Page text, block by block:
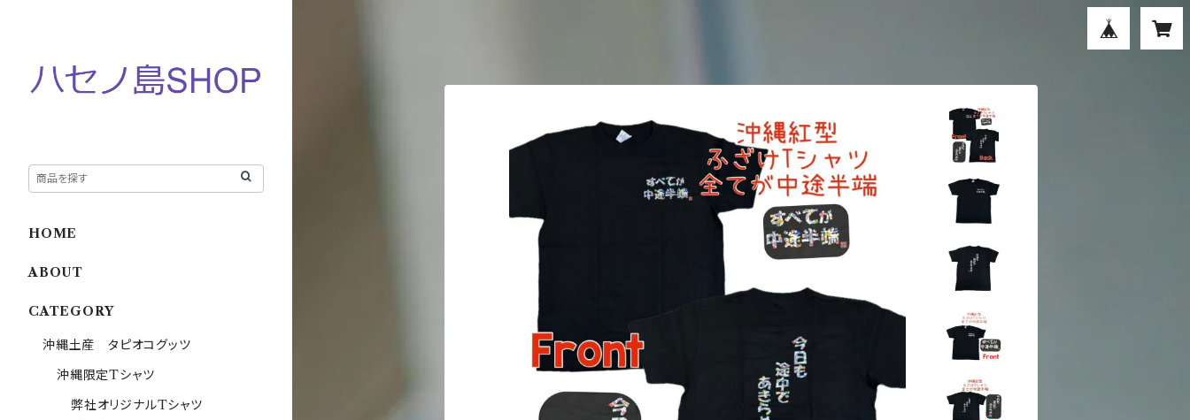
HOME
ABOUT
CATEGORY
沖縄土産 タピオコグッツ
沖縄限定Tシャツ
弊社オリジナルTシャツ